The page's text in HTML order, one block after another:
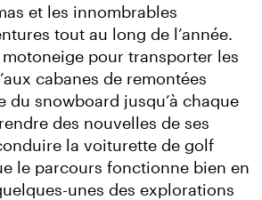
et les innombrables
tout au long de l’année.
motoneige pour transporter les
cabanes de remontées
du snowboard jusqu’à chaque
des nouvelles de ses
la voiturette de golf
le parcours fonctionne bien en
unes des explorations